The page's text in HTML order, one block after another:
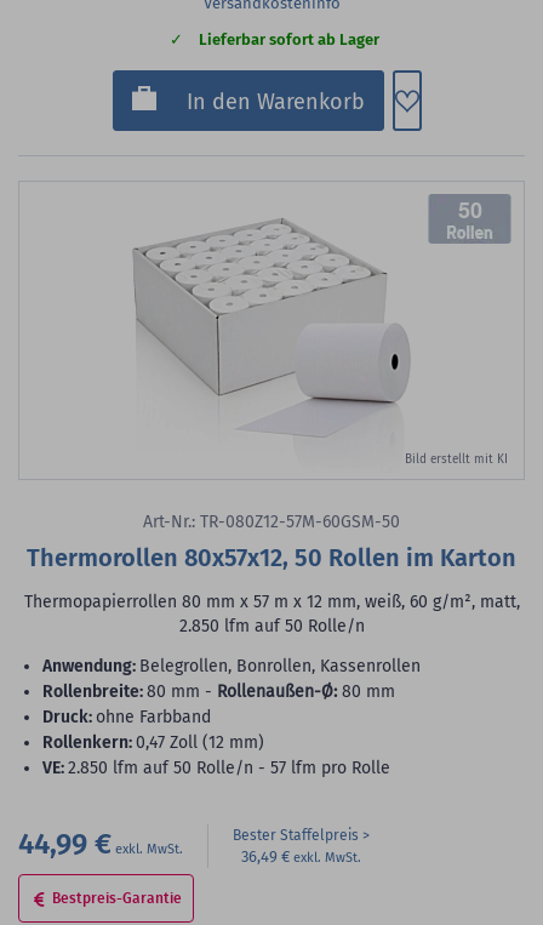
Lieferbar sofort ab Lager
In den Warenkorb Zum
50
Bild erstellt mit KI
Art-Nr.: TR-080Z12-57M-60GSM-50
Thermorollen 80x57x12, 50 Rollen im Karton
Thermopapierrollen 80 mm x 57 m x 12 mm, weiß, 60 g/m², matt,
2.850 lfm auf 50 Rolle/n
Anwendung: Belegrollen, Bonrollen, Kassenrollen
Rollenbreite:80 mm - Rollenaußen-Ø: 80 mm
Druck: ohne Farbband
Rollenkern:0,47 Zoll (12 mm)
VE:2.850 lfm auf 50 Rolle/n - 57 lfm pro Rolle
44,99 € Bester Staffelpreis
36,49 €
Bestpreis-Garantie